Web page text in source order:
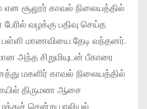
சூலூர் காவல் நிலையத்தில்
பேரில் வழக்கு பதிவு செய்த
மாணவியை தேடி வந்தனர்.
அந்த சிறுமியுடன் பீகாரை
மகளிர் காவல் நிலையத்தில்
திருமண ஆசை
சென்று பாலியல்